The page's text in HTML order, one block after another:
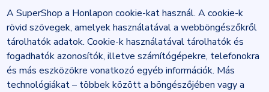
A SuperShop a Honlapon cookie-kat használ. A cookie-k
rövid szövegek, amelyek használatával a webböngészőkről
tárolhatók adatok. Cookie-k használatával tárolhatók és
fogadhatók azonosítók, illetve számítógépekre, telefonokra
és más eszközökre vonatkozó egyéb információk. Más
technológiákat – többek között a böngészőjében vagy a